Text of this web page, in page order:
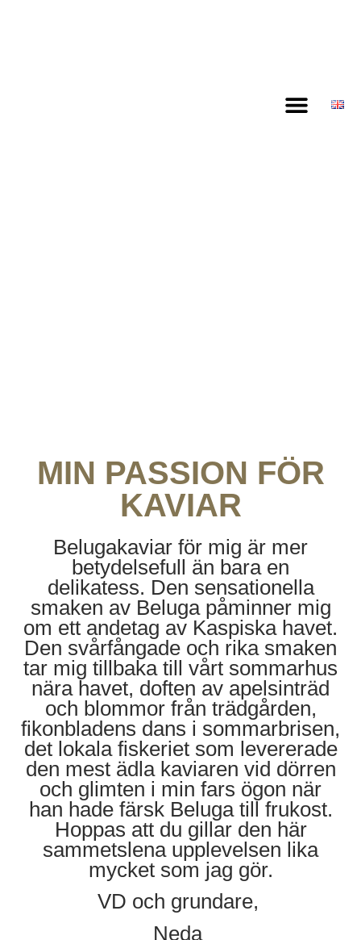
MIN PASSION FÖR
KAVIAR
Belugakaviar för mig är mer
betydelsefull än bara en
delikatess. Den sensationella
smaken av Beluga påminner mig
om ett andetag av Kaspiska havet.
Den svårfångade och rika smaken
tar mig tillbaka till vårt sommarhus
nära havet, doften av apelsinträd
och blommor från trädgården,
fikonbladens dans i sommarbrisen,
det lokala fiskeriet som levererade
den mest ädla kaviaren vid dörren
och glimten i min fars ögon när
han hade färsk Beluga till frukost.
Hoppas att du gillar den här
sammetslena upplevelsen lika
mycket som jag gör.
VD och grundare,
Neda